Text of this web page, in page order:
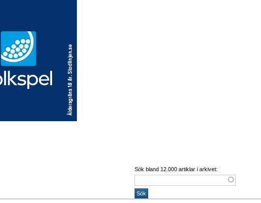
Sök bland 12.000 artiklar i arkivet: